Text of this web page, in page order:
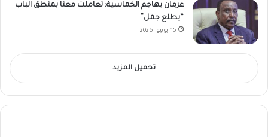
عرمان يهاجم الخماسية: تعاملت معنا بمنطق الباب
“يطلع جمل”
15 يونيو، 2026
تحميل المزيد